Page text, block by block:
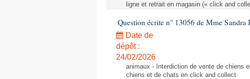
ligne et retrait en magasin (« click and
Question écrite n° 13056 de Mme Sandra
Date de
dépôt :
24/02/2026
animaux - Interdiction de vente de chiens
chiens et de chats en click and collect